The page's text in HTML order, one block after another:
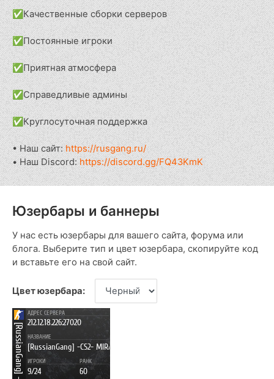
✅Качественные сборки серверов
✅Постоянные игроки
✅Приятная атмосфера
✅Справедливые админы
✅Круглосуточная поддержка
• Наш сайт:https://rusgang.ru/
• Наш Discord:https://discord.gg/FQ43KmK
Юзербары и баннеры
У нас есть юзербары для вашего сайта, форума или
блога. Выберите тип и цвет юзербара, скопируйте код
и вставьте его на свой сайт.
Цвет юзербара: